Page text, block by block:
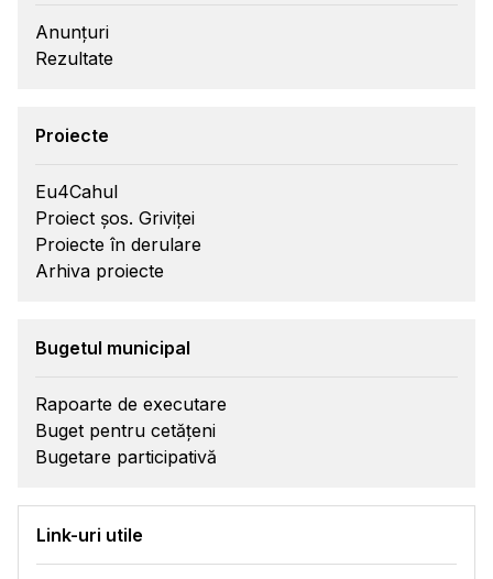
Anunțuri
Rezultate
Proiecte
Eu4Cahul
Proiect șos. Griviței
Proiecte în derulare
Arhiva proiecte
Bugetul municipal
Rapoarte de executare
Buget pentru cetățeni
Bugetare participativă
Link-uri utile